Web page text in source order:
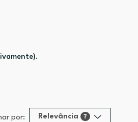
por: Relevância ?